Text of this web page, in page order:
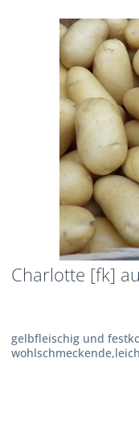
Charlotte [fk]
gelbfleischig und